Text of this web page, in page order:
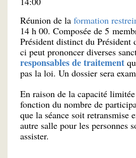
Réunion de la formation
14 h 00. Composée de 5
Président distinct du
ci peut prononcer diverses
responsables de traitement
pas la loi. Un dossier sera
En raison de la capacité
fonction du nombre de
que la séance soit retransmise
autre salle pour les personnes
assister.